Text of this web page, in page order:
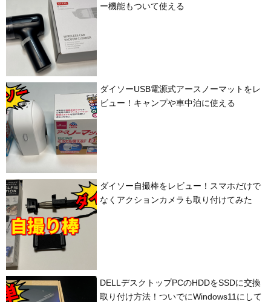
ー機能もついて使える
ダイソーUSB電源式アースノーマットをレ
ビュー！キャンプや車中泊に使える
ダイソー自撮棒をレビュー！スマホだけで
なくアクションカメラも取り付けてみた
DELLデスクトップPCのHDDをSSDに交換
取り付け方法！ついでにWindows11にして